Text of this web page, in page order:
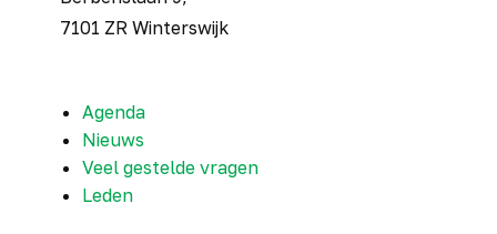
7101 ZR Winterswijk
Agenda
Nieuws
Veel gestelde vragen
Leden